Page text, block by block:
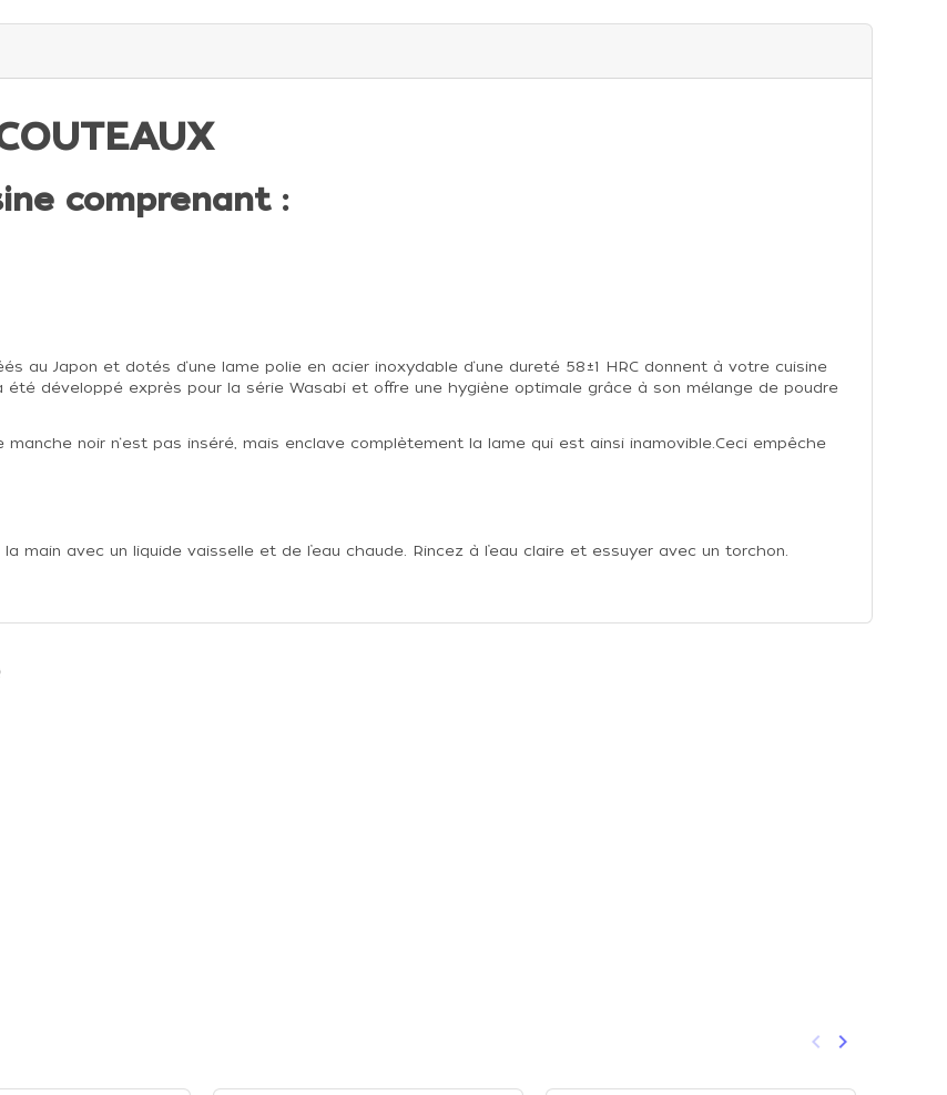
comprenant :
au Japon et dotés d‘une lame polie en acier inoxydable d‘une dureté 58±1 HRC donnent à votre cuisine
été développé exprès pour la série Wasabi et offre une hygiène optimale grâce à son mélange de poudre
noir n‘est pas inséré, mais enclave complètement la lame qui est ainsi inamovible.Ceci empêche
main avec un liquide vaisselle et de l’eau chaude. Rincez à l’eau claire et essuyer avec un torchon.
Précédent
keyboard_arrow_left Suivant
keyboard_arrow_right